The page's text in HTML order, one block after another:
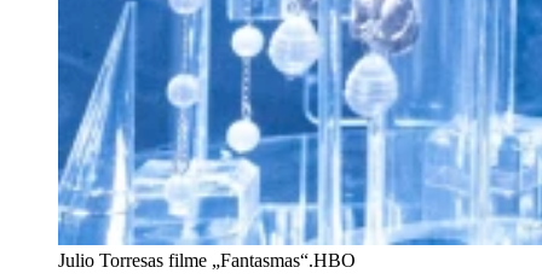
Julio Torresas filme „Fantasmas“.HBO